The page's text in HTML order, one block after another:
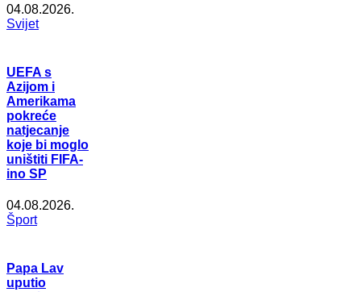
04.08.2026.
Svijet
UEFA s
Azijom i
Amerikama
pokreće
natjecanje
koje bi moglo
uništiti FIFA-
ino SP
04.08.2026.
Šport
Papa Lav
uputio